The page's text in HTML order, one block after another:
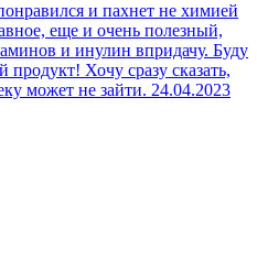
и пахнет не химией
еще и очень полезный,
и инулин впридачу. Буду
Хочу сразу сказать,
может не зайти. 24.04.2023